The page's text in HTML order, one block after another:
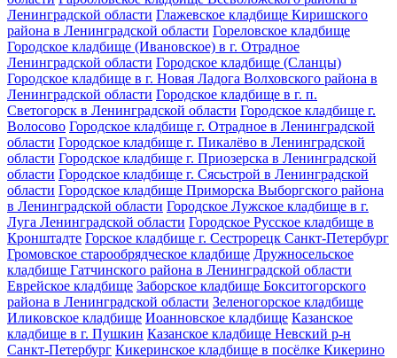
Ленинградской области Глажевское кладбище Киришского
района в Ленинградской области Гореловское кладбище
Городское кладбище (Ивановское) в г. Отрадное
Ленинградской области Городское кладбище (Сланцы)
Городское кладбище в г. Новая Ладога Волховского района в
Ленинградской области Городское кладбище в г. п.
Светогорск в Ленинградской области Городское кладбище г.
Волосово Городское кладбище г. Отрадное в Ленинградской
области Городское кладбище г. Пикалёво в Ленинградской
области Городское кладбище г. Приозерска в Ленинградской
области Городское кладбище г. Сясьстрой в Ленинградской
области Городское кладбище Приморска Выборгского района
в Ленинградской области Городское Лужское кладбище в г.
Луга Ленинградской области Городское Русское кладбище в
Кронштадте Горское кладбище г. Сестрорецк Санкт-Петербург
Громовское старообрядческое кладбище Дружносельское
кладбище Гатчинского района в Ленинградской области
Еврейское кладбище Заборское кладбище Бокситогорского
района в Ленинградской области Зеленогорское кладбище
Иликовское кладбище Иоанновское кладбище Казанское
кладбище в г. Пушкин Казанское кладбище Невский р-н
Санкт-Петербург Кикеринское кладбище в посёлке Кикерино